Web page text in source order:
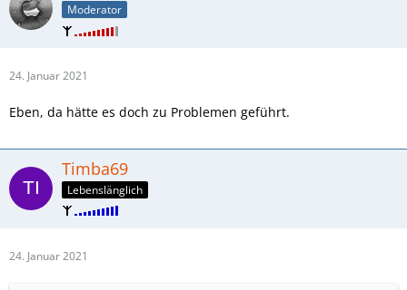
Moderator
24. Januar 2021
Eben, da hätte es doch zu Problemen geführt.
Timba69
Lebenslänglich
24. Januar 2021